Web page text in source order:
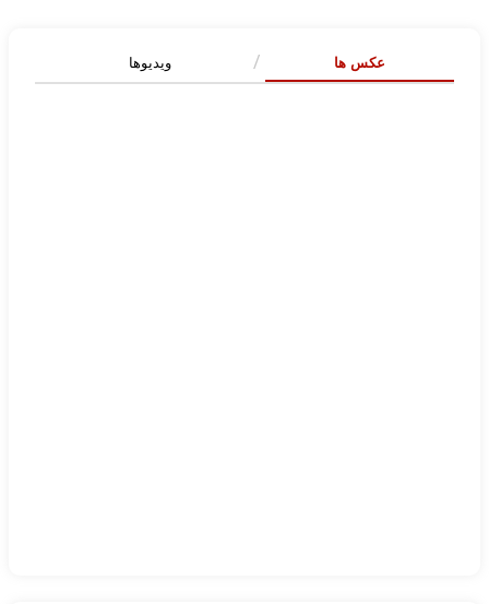
عکس ها ویدیوها